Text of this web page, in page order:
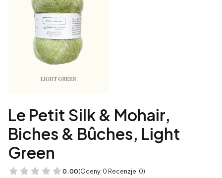
Le Petit Silk & Mohair,
Biches & Bûches, Light
Green
0.00(Oceny: 0 Recenzje: 0)